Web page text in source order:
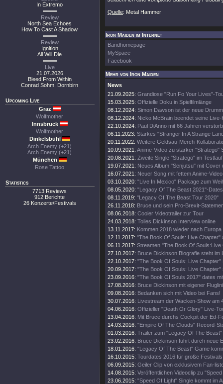
In Extremo
Review
North Sea Echoes
How To Cast A Shadow
Review
Ignition
All Will Die
Live
21.07.2026
Bleed From Within
Conrad Sohm, Dornbirn
Upcoming Live
Graz
Wolfmother
Innsbruck
Wolfmother
Dinkelsbühl
Arch Enemy (+21)
Arch Enemy (+21)
München
Rose Tattoo
Statistics
7713 Reviews
912 Berichte
26 Konzerte/Festivals
Quelle: Metal Hammer
Iron Maiden im Internet
Bandhomepage
MySpace
Facebook
Mehr von Iron Maiden
News
21.09.2025: Grandiose "Run Fo Your Lives"-
15.03.2025: Offizielle Doku in Spielfilmlänge
08.12.2024: Simon Dawson ist der neue
08.12.2024: Nicko McBrain beendet seine Live-
22.10.2024: Paul DiAnno mit 66 Jahren
06.11.2023: Starkes "Stranger In A Strange
20.11.2022: Weitere Geldsau-Merch-
10.09.2021: Anime-Video zu starker "Stratego"
20.08.2021: Zweite Single "Stratego" im Testlauf
19.07.2021: Neues Album "Senjutsu" mit Cover
16.07.2021: Neuer Song mit fettem Anime-Video
03.10.2020: "Live In Mexico" Package zum
08.05.2020: "Legacy Of The Beast 2021"-Dates
08.11.2019: "Legacy Of The Beast Tour 2020"
26.11.2018: Bruce und sein Pro-Brexit-
08.06.2018: Cooler Videotrailer zur Tour
24.03.2018: Tolles Dickinson Interview online
13.11.2017: Kommen 2018 wieder nach Europa
12.11.2017: "The Book Of Souls: Live Chapter"
06.11.2017: Streamen "The Book Of Souls:Live
27.10.2017: Bruce Dickinson Biografie steht im
22.10.2017: "The Book Of Souls: Live Chapter"
20.09.2017: "The Book Of Souls: Live Chapter"
23.09.2016: "The Book Of Souls 2017" dates
17.08.2016: Bruce Dickinson mit eigener
09.08.2016: Bedanken sich mit Video bei Fans!
30.07.2016: Livestream der Wacken-Show am
04.06.2016: Offizieller "Death Or Glory" Live-
13.04.2016: Mit Bruce durchs Cockpit der Ed-
14.03.2016: "Empire Of The Clouds" Record-
01.03.2016: Trailer zum "Legacy Of The Beast"
23.02.2016: Bruce Dickinson führt durch neue
18.01.2016: "Legacy Of The Beast" Game
16.10.2015: Tourdates 2016 für große
06.09.2015: Geiler Clip von exklusivem Fan-
14.08.2015: Veröffentlichen Videoclip zu
23.06.2015: "Speed Of Light" Single kommt im